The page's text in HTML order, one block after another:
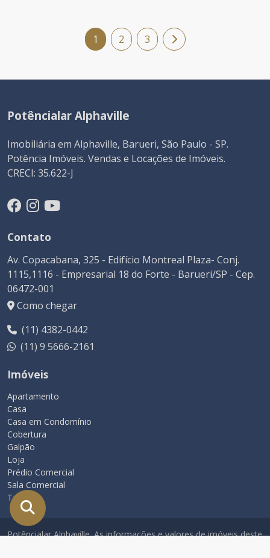
1 2 3
Potêncialar Alphaville
Imobiliária em Alphaville, Barueri, São Paulo - SP.
Potência Imóveis. Vendas e Locações de Imóveis.
CRECI: 35.622-J
Contato
Av. Copacabana, 325 - Edifício Montreal Plaza- Conj.
1115,1116 - Empresarial 18 do Forte - Barueri/SP - Cep.
06472-001
Como chegar
(11) 4382-0442
(11) 9 5666-2161
Imóveis
Apartamento
Casa
Casa em Condomínio
Cobertura
Galpão
Loja
Prédio Comercial
Sala Comercial
Terreno
Potêncialar Alphaville. As informações e valores de imóveis deste